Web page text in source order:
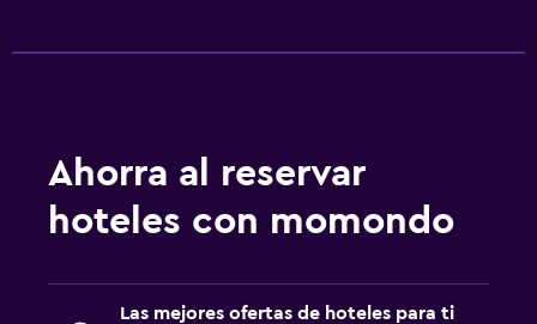
Ahorra al reservar
hoteles con momondo
Las mejores ofertas de hoteles para ti